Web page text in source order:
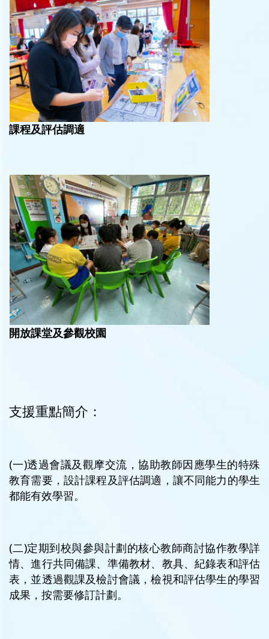
課程及評估調適
開放課堂及參觀校園
支援重點簡介：
(一)透過會議及觀摩交流，協助教師因應學生的特殊
教育需要，設計課程及評估調適，讓不同能力的學生
都能有效學習。
(二)定期到校與參與計劃的核心教師商討協作教學詳
情、進行共同備課、準備教材、教具、紀錄表和評估
表，並透過觀課及檢討會議，檢視和評估學生的學習
成果，按需要修訂計劃。